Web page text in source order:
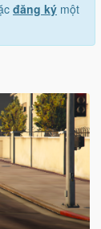
đăng ký một